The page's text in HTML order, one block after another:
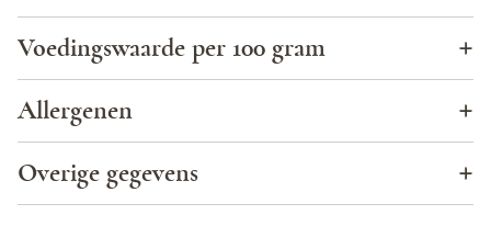
Voedingswaarde per 100 gram
Energie (KJ)
Energie (kcal) 344
Totaal vet
Allergenen
Cacao
Eieren Nee
Overige gegevens